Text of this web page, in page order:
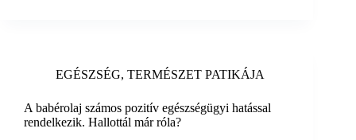
EGÉSZSÉG, TERMÉSZET PATIKÁJA
A babérolaj számos pozitív egészségügyi hatással
rendelkezik. Hallottál már róla?